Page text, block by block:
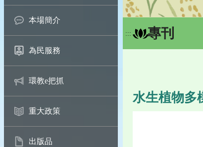
本場簡介
為民服務
環教e把抓
重大政策
出版品
::: 專刊
水生植物多